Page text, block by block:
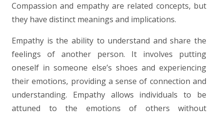
Compassion and empathy are related concepts, but
they have distinct meanings and implications.
Empathy is the ability to understand and share the
feelings of another person. It involves putting
oneself in someone else’s shoes and experiencing
their emotions, providing a sense of connection and
understanding. Empathy allows individuals to be
attuned to the emotions of others without